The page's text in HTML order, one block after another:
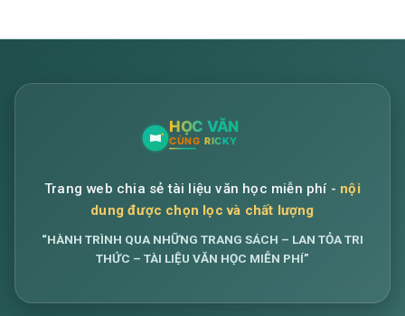
Trang web chia sẻ tài liệu văn học miễn phí - nội
dung được chọn lọc và chất lượng
“HÀNH TRÌNH QUA NHỮNG TRANG SÁCH – LAN TỎA TRI
THỨC – TÀI LIỆU VĂN HỌC MIỄN PHÍ”